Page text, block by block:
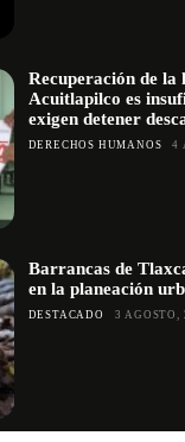
Recuperación de la
Acuitlapilco es
exigen detener
DERECHOS HUMANOS 4
Barrancas de
en la planeación
DESTACADO 3 AGOSTO,